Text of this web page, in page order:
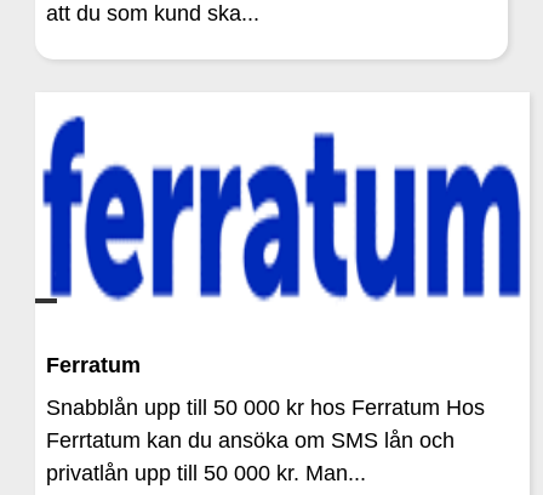
att du som kund ska...
Ferratum
Snabblån upp till 50 000 kr hos Ferratum Hos
Ferrtatum kan du ansöka om SMS lån och
privatlån upp till 50 000 kr. Man...